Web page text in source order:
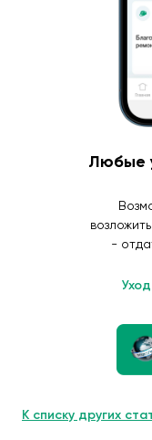
Любые
-
К списку других